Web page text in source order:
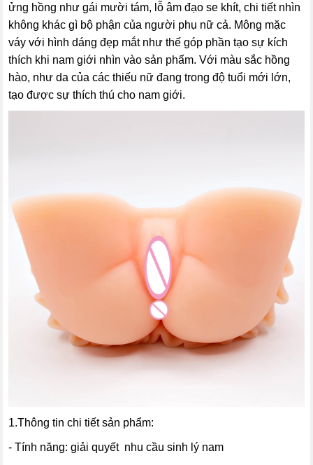
ửng hồng như gái mười tám, lỗ âm đạo se khít, chi tiết nhìn
không khác gì bộ phận của người phụ nữ cả. Mông mặc
váy với hình dáng đẹp mắt như thế góp phần tạo sự kích
thích khi nam giới nhìn vào sản phẩm. Với màu sắc hồng
hào, như da của các thiếu nữ đang trong độ tuổi mới lớn,
tạo được sự thích thú cho nam giới.
1.Thông tin chi tiết sản phẩm:
- Tính năng: giải quyết nhu cầu sinh lý nam